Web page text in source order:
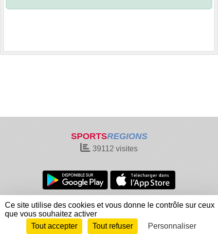
SPORTSREGIONS
39112 visites
Charte cookies
Gestion des cookies
Informations légales
Signaler un contenu inapproprié
Envie de participer ?
Connexion
Ce site utilise des cookies et vous donne le contrôle sur ceux
que vous souhaitez activer
Tout accepter
Tout refuser Personnaliser